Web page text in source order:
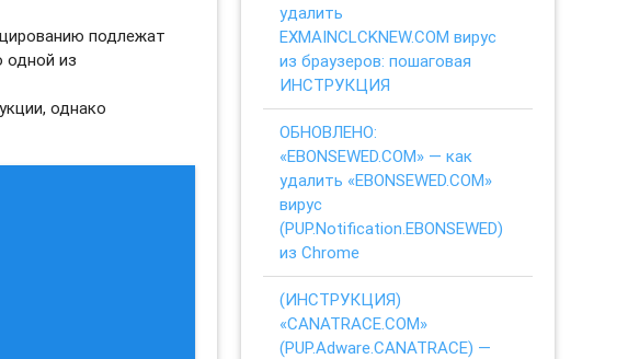
подлежат
одной из
однако
удалить
EXMAINCLCKNEW.COM вирус
из браузеров: пошаговая
ИНСТРУКЦИЯ
ОБНОВЛЕНО:
«EBONSEWED.COM» — как
удалить «EBONSEWED.COM»
вирус
(PUP.Notification.EBONSEWED)
из Chrome
(ИНСТРУКЦИЯ)
«CANATRACE.COM»
(PUP.Adware.CANATRACE) —